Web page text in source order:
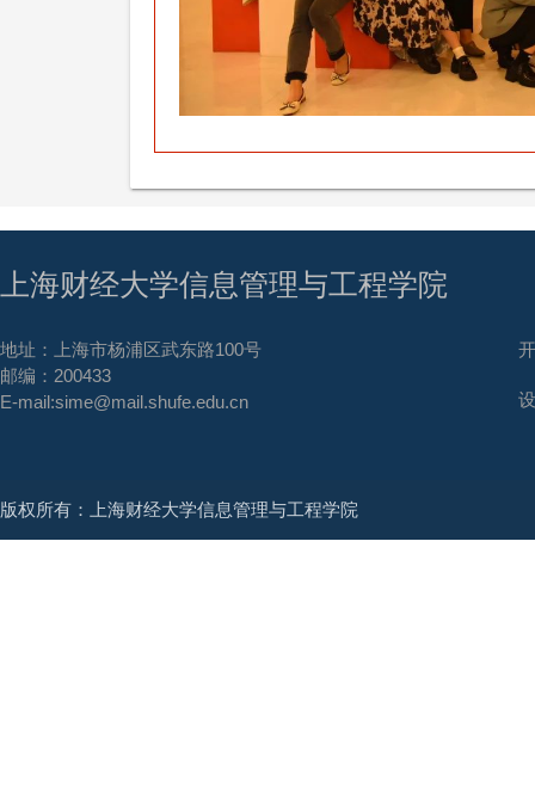
上海财经大学信息管理与工程学院
地址：上海市杨浦区武东路100号
邮编：200433
E-mail:sime@mail.shufe.edu.cn
版权所有：上海财经大学信息管理与工程学院